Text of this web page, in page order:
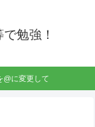
勉強！
@に変更して